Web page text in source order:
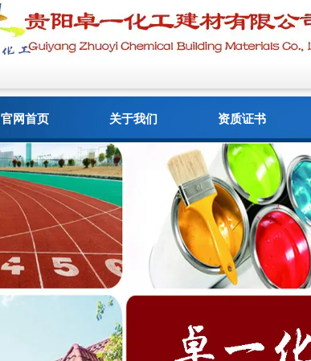
官网首页 关于我们 资质证书